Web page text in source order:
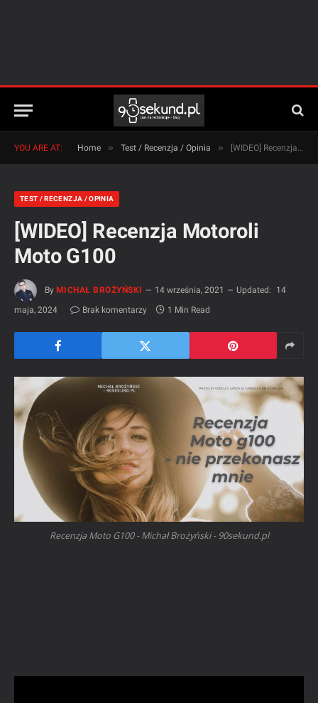
YOU ARE AT: Home » Test / Recenzja / Opinia » [WIDEO] Recenzja Motoroli Moto G100
TEST / RECENZJA / OPINIA
[WIDEO] Recenzja Motoroli
Moto G100
By MICHAŁ BROŻYŃSKI 14 września, 2021 Updated:
14
maja, 2024
Brak komentarzy 1 Min Read
Recenzja Moto G100 - Michał Brożyński - 90sekund.pl